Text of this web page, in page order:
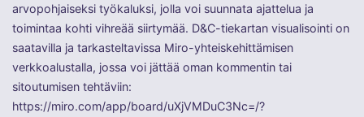
arvopohjaiseksi työkaluksi, jolla voi suunnata ajattelua ja
toimintaa kohti vihreää siirtymää. D&C-tiekartan visualisointi on
saatavilla ja tarkasteltavissa Miro-yhteiskehittämisen
verkkoalustalla, jossa voi jättää oman kommentin tai
sitoutumisen tehtäviin:
https://miro.com/app/board/uXjVMDuC3Nc=/?